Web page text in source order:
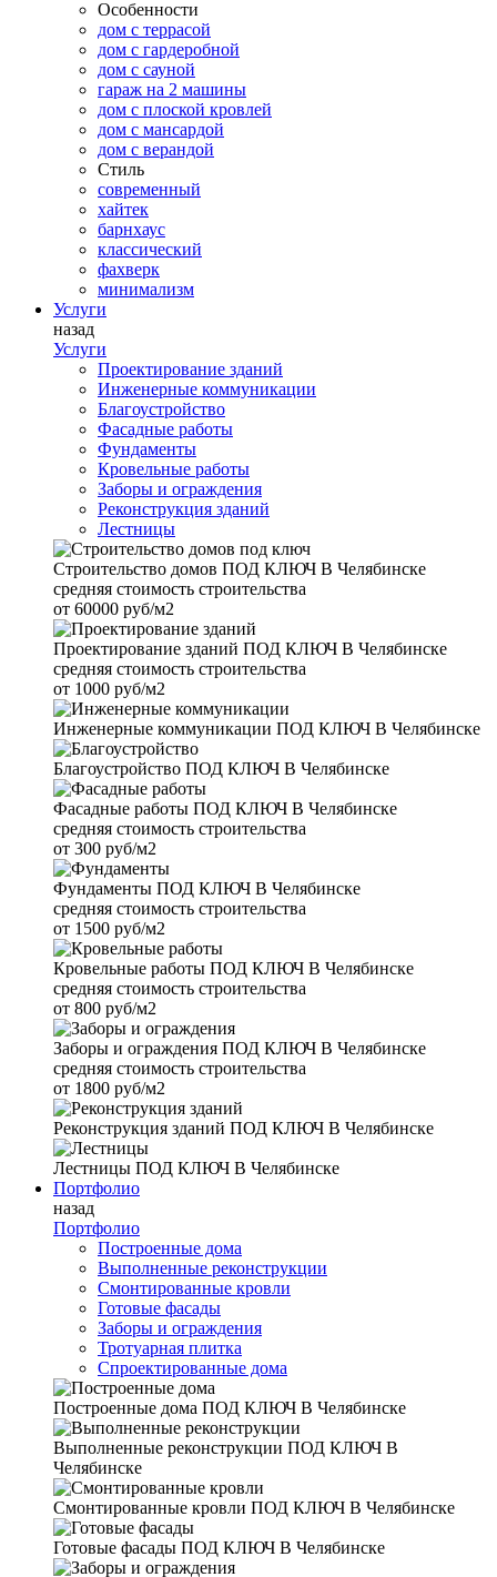
Особенности
дом с террасой
дом с гардеробной
дом с сауной
гараж на 2 машины
дом с плоской кровлей
дом с мансардой
дом с верандой
Стиль
современный
хайтек
барнхаус
классический
фахверк
минимализм
Услуги
назад
Услуги
Проектирование зданий
Инженерные коммуникации
Благоустройство
Фасадные работы
Фундаменты
Кровельные работы
Заборы и ограждения
Реконструкция зданий
Лестницы
Строительство домов ПОД КЛЮЧ В Челябинске
средняя стоимость строительства
от 60000 руб/м2
Проектирование зданий ПОД КЛЮЧ В Челябинске
средняя стоимость строительства
от 1000 руб/м2
Инженерные коммуникации ПОД КЛЮЧ В Челябинске
Благоустройство ПОД КЛЮЧ В Челябинске
Фасадные работы ПОД КЛЮЧ В Челябинске
средняя стоимость строительства
от 300 руб/м2
Фундаменты ПОД КЛЮЧ В Челябинске
средняя стоимость строительства
от 1500 руб/м2
Кровельные работы ПОД КЛЮЧ В Челябинске
средняя стоимость строительства
от 800 руб/м2
Заборы и ограждения ПОД КЛЮЧ В Челябинске
средняя стоимость строительства
от 1800 руб/м2
Реконструкция зданий ПОД КЛЮЧ В Челябинске
Лестницы ПОД КЛЮЧ В Челябинске
Портфолио
назад
Портфолио
Построенные дома
Выполненные реконструкции
Смонтированные кровли
Готовые фасады
Заборы и ограждения
Тротуарная плитка
Спроектированные дома
Построенные дома ПОД КЛЮЧ В Челябинске
Выполненные реконструкции ПОД КЛЮЧ В
Челябинске
Смонтированные кровли ПОД КЛЮЧ В Челябинске
Готовые фасады ПОД КЛЮЧ В Челябинске